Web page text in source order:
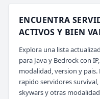
ENCUENTRA
ACTIVOS Y BIEN
Explora una lista
para Java y Bedrock con
modalidad, version y
rapido servidores
skywars y otras